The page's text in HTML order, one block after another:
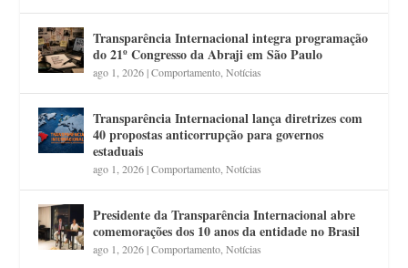
Transparência Internacional integra programação
do 21º Congresso da Abraji em São Paulo
ago 1, 2026|Comportamento ,Notícias
Transparência Internacional lança diretrizes com
40 propostas anticorrupção para governos
estaduais
ago 1, 2026|Comportamento ,Notícias
Presidente da Transparência Internacional abre
comemorações dos 10 anos da entidade no Brasil
ago 1, 2026|Comportamento ,Notícias